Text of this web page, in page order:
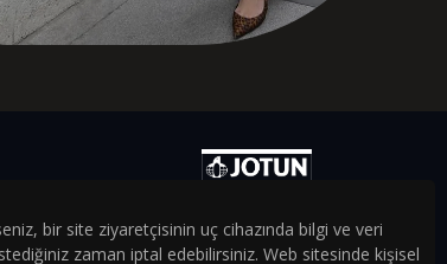
bir site ziyaretçisinin uç cihazında bilgi ve veri
zaman iptal edebilirsiniz. Web sitesinde kişisel